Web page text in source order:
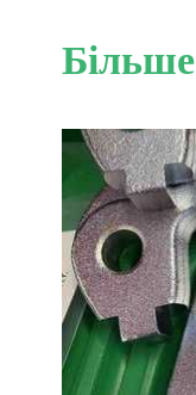
Більше